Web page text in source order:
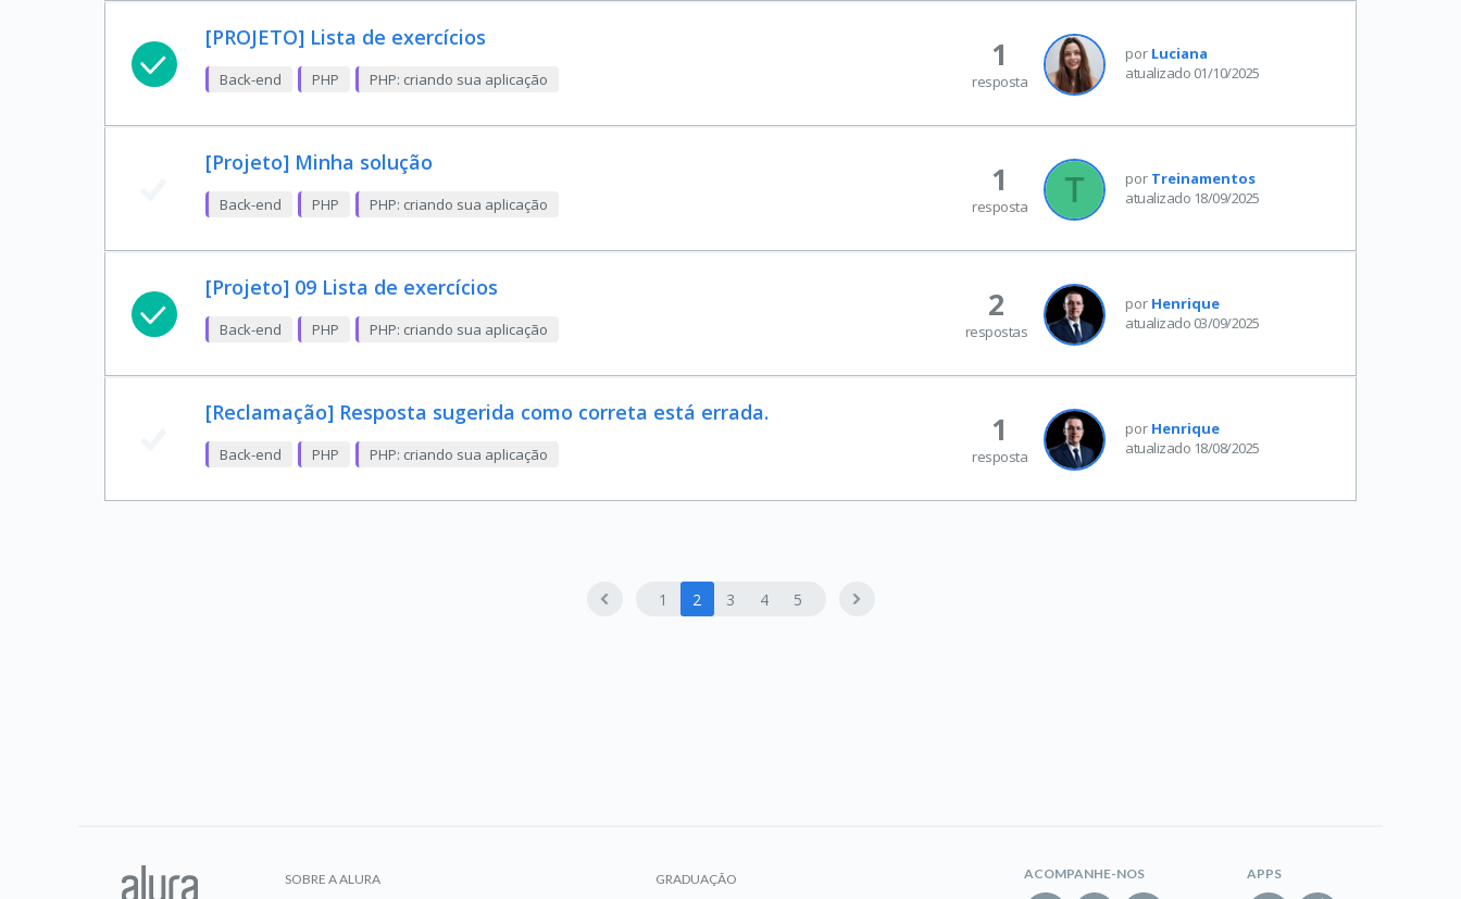
[PROJETO] Lista de exercícios
Back-end PHP PHP: criando sua aplicação
por Luciana
atualizado 01/10/2025
1
resposta
[Projeto] Minha solução
Back-end PHP PHP: criando sua aplicação
por Treinamentos
atualizado 18/09/2025
1
resposta
[Projeto] 09 Lista de exercícios
Back-end PHP PHP: criando sua aplicação
por Henrique
atualizado 03/09/2025
2
respostas
[Reclamação] Resposta sugerida como correta está errada.
Back-end PHP PHP: criando sua aplicação
por Henrique
atualizado 18/08/2025
1
resposta
1 2 3 4 5
SOBRE A ALURA
GRADUAÇÃO
ACOMPANHE-NOS APPS